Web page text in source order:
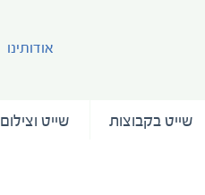
אודותינו
שייט בקבוצות שייט וצילום